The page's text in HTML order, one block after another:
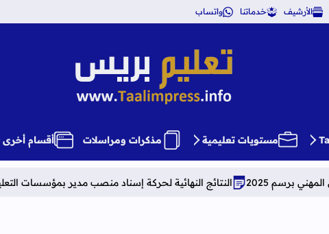
الأرشيف خدماتنا واتساب
تعليم بريس TaalimPress
مستويات تعليمية مذكرات ومراسلات أقسام أخرى
النتائج النهائية لحركة إسناد منصب مدير بمؤسسات التعليم الثانوي الإعدادي